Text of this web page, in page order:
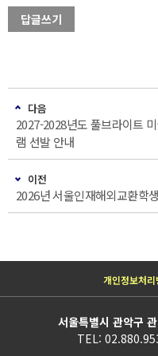
답글쓰기
다음
2027-2028년도 풀브라이트
램 선발 안내
이전
2026년 서울인재해외교환학
개인정보처리
서울특별시 관악구
TEL: